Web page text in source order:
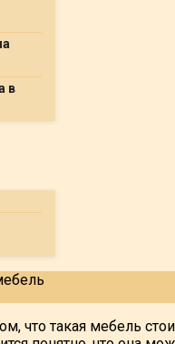
в
что такая мебель